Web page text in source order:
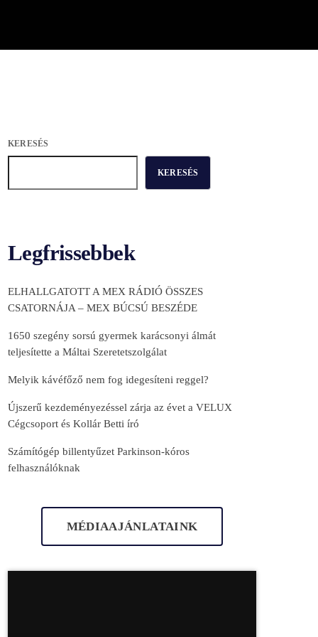
KERESÉS
KERESÉS
Legfrissebbek
ELHALLGATOTT A MEX RÁDIÓ ÖSSZES
CSATORNÁJA – MEX BÚCSÚ BESZÉDE
1650 szegény sorsú gyermek karácsonyi álmát
teljesítette a Máltai Szeretetszolgálat
Melyik kávéfőző nem fog idegesíteni reggel?
Újszerű kezdeményezéssel zárja az évet a VELUX
Cégcsoport és Kollár Betti író
Számítógép billentyűzet Parkinson-kóros
felhasználóknak
MÉDIAAJÁNLATAINK